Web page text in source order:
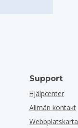
Support
Hjälpcenter
Allmän kontakt
Webbplatskarta